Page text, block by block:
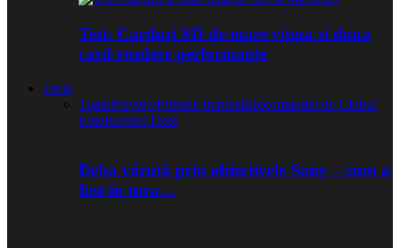
Test: Carduri SD de mare viteza si doua
card-readere performante
Teste
ToatePreviewPrimele impresiiRecomandat de Clubul
FotoReviewTeste
Delta văzută prin obiectivele Sony – cum a
fost în tura…